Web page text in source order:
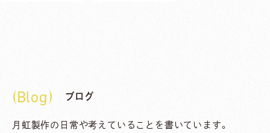
ブログ
Blog
月虹製作の日常や考えていることを書いています。